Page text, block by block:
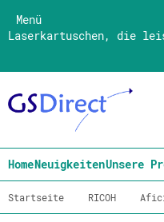
Menü
Laserkartuschen, die
HomeNeuigkeitenUnsere
Startseite RICOH